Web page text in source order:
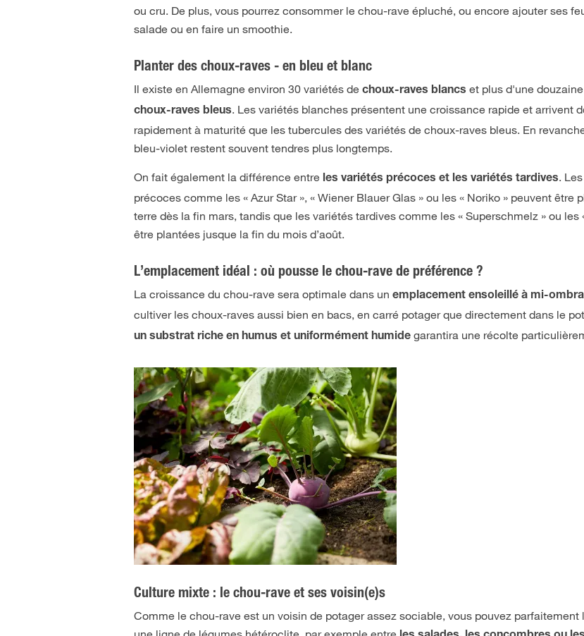
ou cru. De plus, vous pourrez consommer le chou-rave épluché, ou encore ajouter ses
salade ou en faire un smoothie.
Planter des choux-raves - en bleu et blanc
Il existe en Allemagne environ 30 variétés dechoux-raves blancs et plus d'une
choux-raves bleus. Les variétés blanches présentent une croissance rapide et arrivent
rapidement à maturité que les tubercules des variétés de choux-raves bleus. En
bleu-violet restent souvent tendres plus longtemps.
On fait également la différence entre les variétés précoces et les variétés tardives.
précoces comme les « Azur Star », « Wiener Blauer Glas » ou les « Noriko » peuvent être
terre dès la fin mars, tandis que les variétés tardives comme les « Superschmelz » ou les
être plantées jusque la fin du mois d’août.
L’emplacement idéal : où pousse le chou-rave de préférence ?
La croissance du chou-rave sera optimale dans unemplacement ensoleillé à mi-
cultiver les choux-raves aussi bien en bacs, en carré potager que directement dans le
un substrat riche en humus et uniformément humide garantira une récolte
Culture mixte : le chou-rave et ses voisin(e)s
Comme le chou-rave est un voisin de potager assez sociable, vous pouvez parfaitement